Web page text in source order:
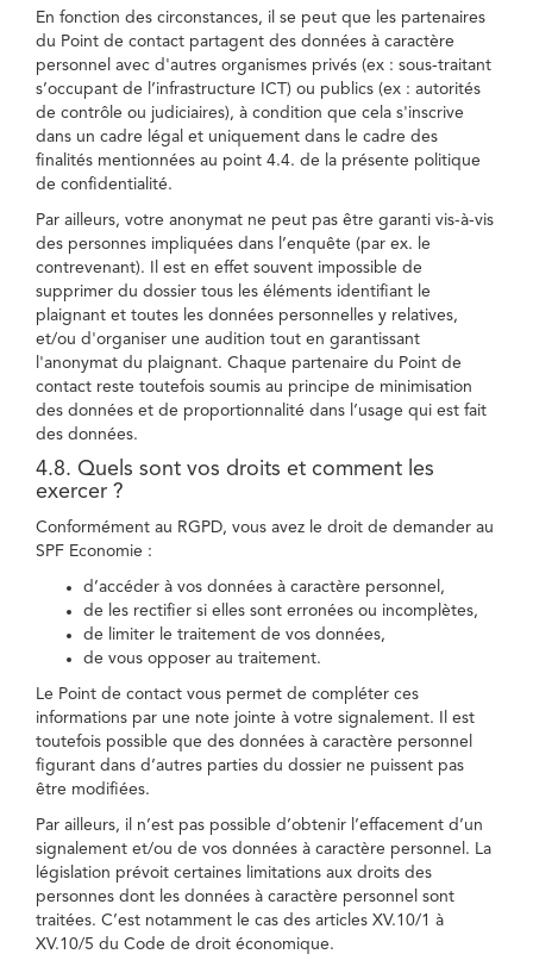
En fonction des circonstances, il se peut que les partenaires
du Point de contact partagent des données à caractère
personnel avec d'autres organismes privés (ex : sous-traitant
s’occupant de l’infrastructure ICT) ou publics (ex : autorités
de contrôle ou judiciaires), à condition que cela s'inscrive
dans un cadre légal et uniquement dans le cadre des
finalités mentionnées au point 4.4. de la présente politique
de confidentialité.
Par ailleurs, votre anonymat ne peut pas être garanti vis-à-vis
des personnes impliquées dans l’enquête (par ex. le
contrevenant). Il est en effet souvent impossible de
supprimer du dossier tous les éléments identifiant le
plaignant et toutes les données personnelles y relatives,
et/ou d'organiser une audition tout en garantissant
l'anonymat du plaignant. Chaque partenaire du Point de
contact reste toutefois soumis au principe de minimisation
des données et de proportionnalité dans l’usage qui est fait
des données.
4.8. Quels sont vos droits et comment les
exercer ?
Conformément au RGPD, vous avez le droit de demander au
SPF Economie :
d’accéder à vos données à caractère personnel,
de les rectifier si elles sont erronées ou incomplètes,
de limiter le traitement de vos données,
de vous opposer au traitement.
Le Point de contact vous permet de compléter ces
informations par une note jointe à votre signalement. Il est
toutefois possible que des données à caractère personnel
figurant dans d’autres parties du dossier ne puissent pas
être modifiées.
Par ailleurs, il n’est pas possible d’obtenir l’effacement d’un
signalement et/ou de vos données à caractère personnel. La
législation prévoit certaines limitations aux droits des
personnes dont les données à caractère personnel sont
traitées. C’est notamment le cas des articles XV.10/1 à
XV.10/5 du Code de droit économique.